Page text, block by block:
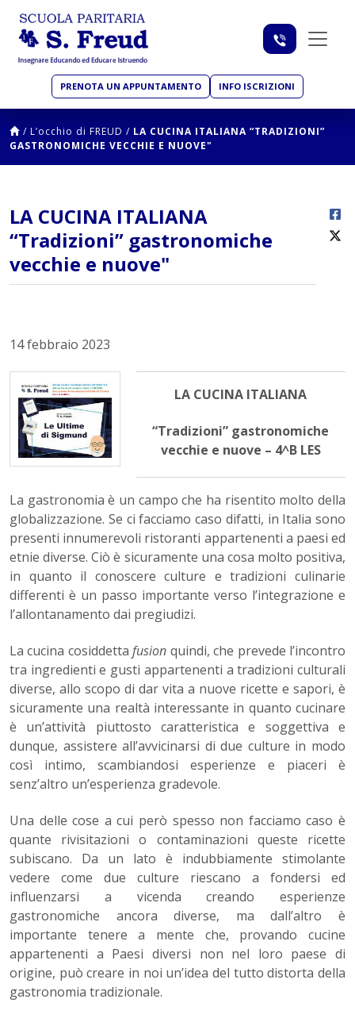
PRENOTA UN APPUNTAMENTO INFO ISCRIZIONI
/ L’occhio di FREUD / LA CUCINA ITALIANA “TRADIZIONI”
GASTRONOMICHE VECCHIE E NUOVE"
LA CUCINA ITALIANA
“Tradizioni” gastronomiche
vecchie e nuove"
14 febbraio 2023
LA CUCINA ITALIANA
“Tradizioni” gastronomiche
vecchie e nuove – 4^B LES
La gastronomia è un campo che ha risentito molto della
globalizzazione. Se ci facciamo caso difatti, in Italia sono
presenti innumerevoli ristoranti appartenenti a paesi ed
etnie diverse. Ciò è sicuramente una cosa molto positiva,
in quanto il conoscere culture e tradizioni culinarie
differenti è un passo importante verso l’integrazione e
l’allontanamento dai pregiudizi.
La cucina cosiddettafusion quindi, che prevede l’incontro
tra ingredienti e gusti appartenenti a tradizioni culturali
diverse, allo scopo di dar vita a nuove ricette e sapori, è
sicuramente una realtà interessante in quanto cucinare
è un’attività piuttosto caratteristica e soggettiva e
dunque, assistere all’avvicinarsi di due culture in modo
così intimo, scambiandosi esperienze e piaceri è
senz’altro un’esperienza gradevole.
Una delle cose a cui però spesso non facciamo caso è
quante rivisitazioni o contaminazioni queste ricette
subiscano. Da un lato è indubbiamente stimolante
vedere come due culture riescano a fondersi ed
influenzarsi a vicenda creando esperienze
gastronomiche ancora diverse, ma dall’altro è
importante tenere a mente che, provando cucine
appartenenti a Paesi diversi non nel loro paese di
origine, può creare in noi un’idea del tutto distorta della
gastronomia tradizionale.